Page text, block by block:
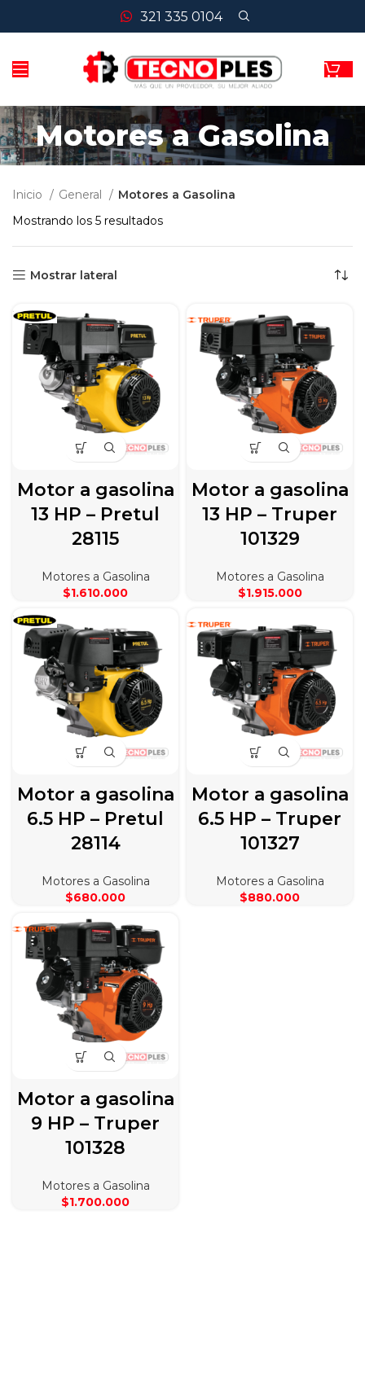
321 335 0104
Motores a Gasolina
Inicio General
Motores a Gasolina
Mostrando los 5 resultados
Mostrar lateral
Motor a gasolina
13 HP – Pretul
28115
Motores a Gasolina
$1.610.000
Motor a gasolina
13 HP – Truper
101329
Motores a Gasolina
$1.915.000
Motor a gasolina
6.5 HP – Pretul
28114
Motores a Gasolina
$680.000
Motor a gasolina
6.5 HP – Truper
101327
Motores a Gasolina
$880.000
Motor a gasolina
9 HP – Truper
101328
Motores a Gasolina
$1.700.000